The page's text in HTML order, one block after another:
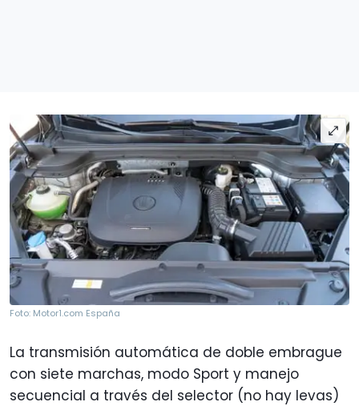
Foto: Motor1.com España
La transmisión automática de doble embrague
con siete marchas, modo Sport y manejo
secuencial a través del selector (no hay levas)